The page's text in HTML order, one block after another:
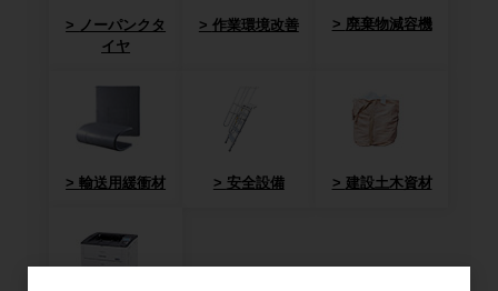
ノーパンクタ
イヤ
作業環境改善 廃棄物減容機
輸送用緩衝材 安全設備 建設土木資材